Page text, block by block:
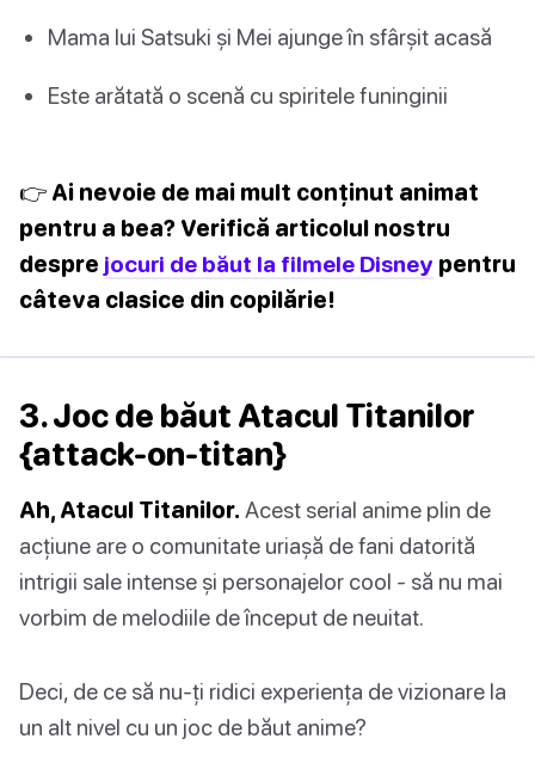
Mama lui Satsuki și Mei ajunge în sfârșit acasă
Este arătată o scenă cu spiritele funinginii
👉 Ai nevoie de mai mult conținut animat
pentru a bea? Verifică articolul nostru
despre jocuri de băut la filmele Disney pentru
câteva clasice din copilărie!
3. Joc de băut Atacul Titanilor
{attack-on-titan}
Ah, Atacul Titanilor. Acest serial anime plin de
acțiune are o comunitate uriașă de fani datorită
intrigii sale intense și personajelor cool - să nu mai
vorbim de melodiile de început de neuitat.
Deci, de ce să nu-ți ridici experiența de vizionare la
un alt nivel cu un joc de băut anime?